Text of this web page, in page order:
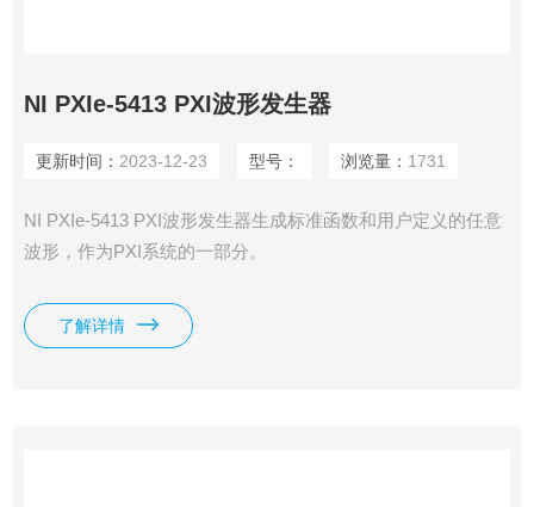
NI PXIe-5413 PXI波形发生器
更新时间： 2023-12-23 型号： 浏览量： 1731
NI PXIe-5413 PXI波形发生器生​成​标​准​函​数​和​用​户​定​义​的​任​意​
波​形，​作​为​PXI​系​统​的​一​部分。
了解详情